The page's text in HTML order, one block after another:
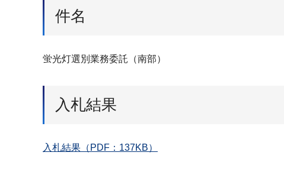
件名
蛍光灯選別業務委託（南部）
入札結果
入札結果（PDF：137KB）